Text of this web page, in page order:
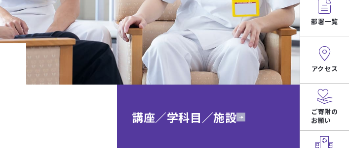
部署一覧
アクセス
ご寄附の
お願い
講座／学科目／施設